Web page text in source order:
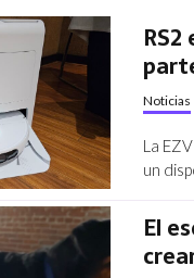
Noticias
La
un
El